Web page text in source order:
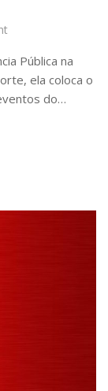
Pública na
ela coloca o
do…